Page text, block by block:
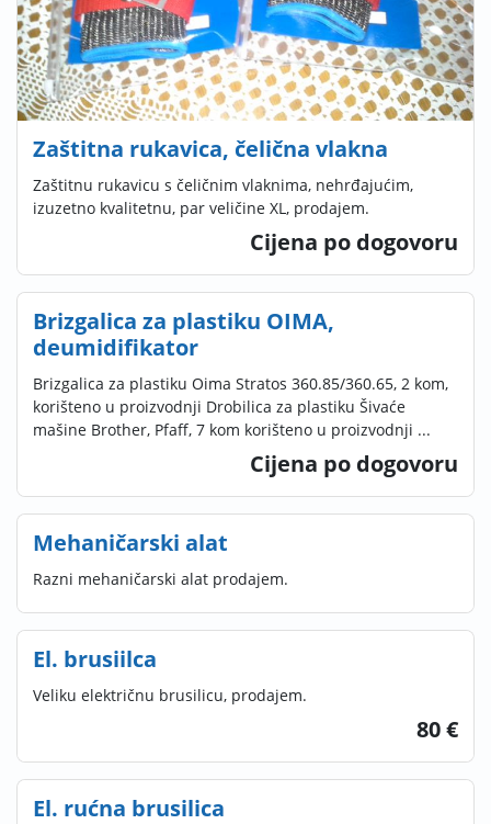
Zaštitna rukavica, čelična vlakna
Zaštitnu rukavicu s čeličnim vlaknima, nehrđajućim,
izuzetno kvalitetnu, par veličine XL, prodajem.
Cijena po dogovoru
Brizgalica za plastiku OIMA,
deumidifikator
Brizgalica za plastiku Oima Stratos 360.85/360.65, 2 kom,
korišteno u proizvodnji Drobilica za plastiku Šivaće
mašine Brother, Pfaff, 7 kom korišteno u proizvodnji ...
Cijena po dogovoru
Mehaničarski alat
Razni mehaničarski alat prodajem.
El. brusiilca
Veliku električnu brusilicu, prodajem.
80 €
El. rućna brusilica